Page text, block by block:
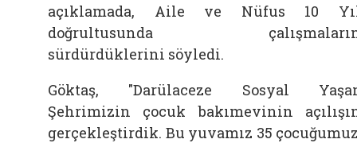
açıklamada, Aile ve Nüfus 10
doğrultusunda
sürdürdüklerini söyledi.
Göktaş, "Darülaceze Sosyal
Şehrimizin çocuk bakımevinin
gerçekleştirdik. Bu yuvamız 35